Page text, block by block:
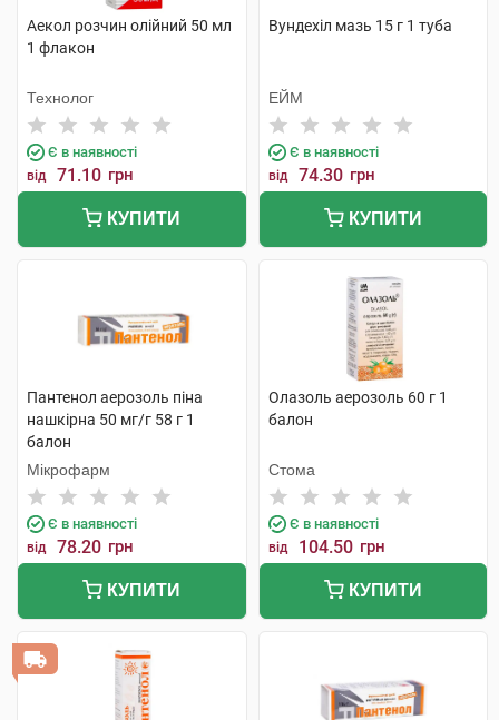
Аекол розчин олійний 50 мл
1 флакон
Технолог
Є в наявності
від 71.10 грн
КУПИТИ
Вундехіл мазь 15 г 1 туба
ЕЙМ
Є в наявності
від 74.30 грн
КУПИТИ
Пантенол аерозоль піна
нашкірна 50 мг/г 58 г 1
балон
Мікрофарм
Є в наявності
від 78.20 грн
КУПИТИ
Олазоль аерозоль 60 г 1
балон
Стома
Є в наявності
від 104.50 грн
КУПИТИ